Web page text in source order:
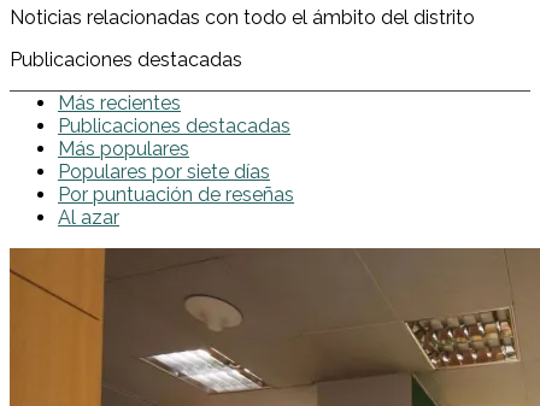
Noticias relacionadas con todo el ámbito del distrito
Publicaciones destacadas
Más recientes
Publicaciones destacadas
Más populares
Populares por siete días
Por puntuación de reseñas
Al azar